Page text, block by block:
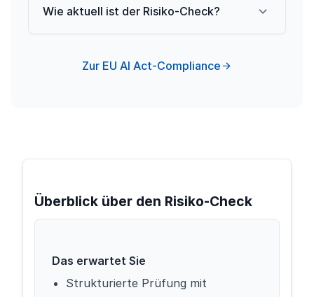
Wie aktuell ist der Risiko-Check?
Zur EU AI Act-Compliance
Überblick über den Risiko-Check
Das erwartet Sie
Strukturierte Prüfung mit